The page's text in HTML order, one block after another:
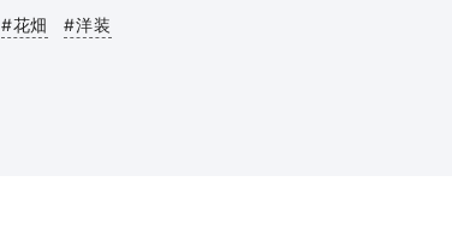
#花畑 #洋装